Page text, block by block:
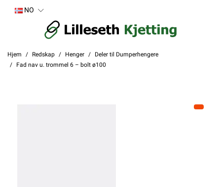
NO
Hjem Redskap Henger
Deler til Dumperhengere
Fad nav u. trommel 6 – bolt ø100